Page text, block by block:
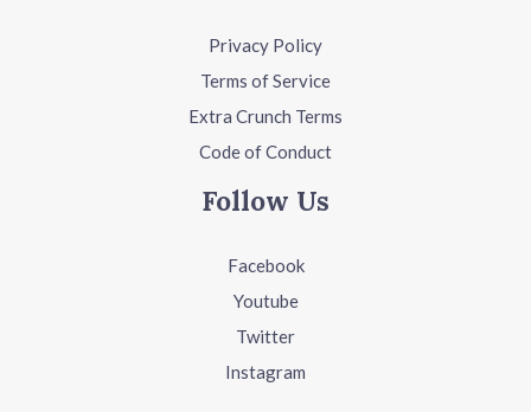
Privacy Policy
Terms of Service
Extra Crunch Terms
Code of Conduct
Follow Us
Facebook
Youtube
Twitter
Instagram